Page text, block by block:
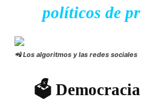
políticos de
📲 Los algoritmos y las redes sociales
🗳️ Democracia